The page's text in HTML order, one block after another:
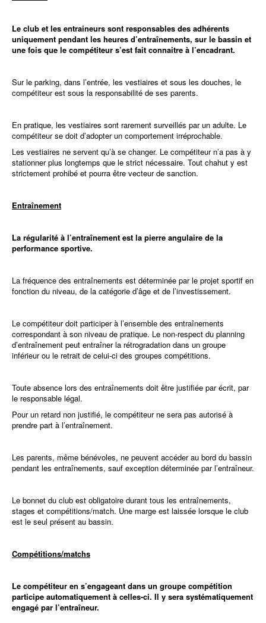
Le club et les entraineurs sont responsables des adhérents
uniquement pendant les heures d’entraînements, sur le bassin et
une fois que le compétiteur s’est fait connaitre à l’encadrant.
Sur le parking, dans l’entrée, les vestiaires et sous les douches, le
compétiteur est sous la responsabilité de ses parents.
En pratique, les vestiaires sont rarement surveillés par un adulte. Le
compétiteur se doit d’adopter un comportement irréprochable.
Les vestiaires ne servent qu’à se changer. Le compétiteur n’a pas à y
stationner plus longtemps que le strict nécessaire. Tout chahut y est
strictement prohibé et pourra être vecteur de sanction.
Entraînement
La régularité à l’entraînement est la pierre angulaire de la
performance sportive.
La fréquence des entraînements est déterminée par le projet sportif en
fonction du niveau, de la catégorie d’âge et de l’investissement.
Le compétiteur doit participer à l’ensemble des entraînements
correspondant à son niveau de pratique. Le non-respect du planning
d’entraînement peut entraîner la rétrogradation dans un groupe
inférieur ou le retrait de celui-ci des groupes compétitions.
Toute absence lors des entraînements doit être justifiée par écrit, par
le responsable légal.
Pour un retard non justifié, le compétiteur ne sera pas autorisé à
prendre part à l’entraînement.
Les parents, même bénévoles, ne peuvent accéder au bord du bassin
pendant les entraînements, sauf exception déterminée par l’entraîneur.
Le bonnet du club est obligatoire durant tous les entraînements,
stages et compétitions/match. Une marge est laissée lorsque le club
est le seul présent au bassin.
Compétitions/matchs
Le compétiteur en s’engageant dans un groupe compétition
participe automatiquement à celles-ci. Il y sera systématiquement
engagé par l’entraîneur.